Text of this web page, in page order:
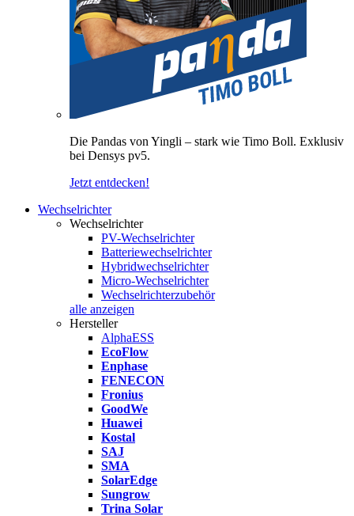
Die Pandas von Yingli – stark wie Timo Boll. Exklusiv
bei Densys pv5.
Jetzt entdecken!
Wechselrichter
Wechselrichter
PV-Wechselrichter
Batteriewechselrichter
Hybridwechselrichter
Micro-Wechselrichter
Wechselrichterzubehör
alle anzeigen
Hersteller
AlphaESS
EcoFlow
Enphase
FENECON
Fronius
GoodWe
Huawei
Kostal
SAJ
SMA
SolarEdge
Sungrow
Trina Solar